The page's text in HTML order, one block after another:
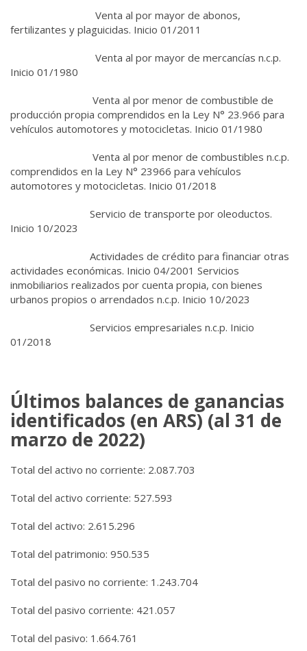
Venta al por mayor de abonos,
fertilizantes y plaguicidas. Inicio 01/2011
Venta al por mayor de mercancías n.c.p.
Inicio 01/1980
Venta al por menor de combustible de
producción propia comprendidos en la Ley N° 23.966 para
vehículos automotores y motocicletas. Inicio 01/1980
Venta al por menor de combustibles n.c.p.
comprendidos en la Ley N° 23966 para vehículos
automotores y motocicletas. Inicio 01/2018
Servicio de transporte por oleoductos.
Inicio 10/2023
Actividades de crédito para financiar otras
actividades económicas. Inicio 04/2001 Servicios
inmobiliarios realizados por cuenta propia, con bienes
urbanos propios o arrendados n.c.p. Inicio 10/2023
Servicios empresariales n.c.p. Inicio
01/2018
Últimos balances de ganancias
identificados (en ARS) (al 31 de
marzo de 2022)
Total del activo no corriente: 2.087.703
Total del activo corriente: 527.593
Total del activo: 2.615.296
Total del patrimonio: 950.535
Total del pasivo no corriente: 1.243.704
Total del pasivo corriente: 421.057
Total del pasivo: 1.664.761